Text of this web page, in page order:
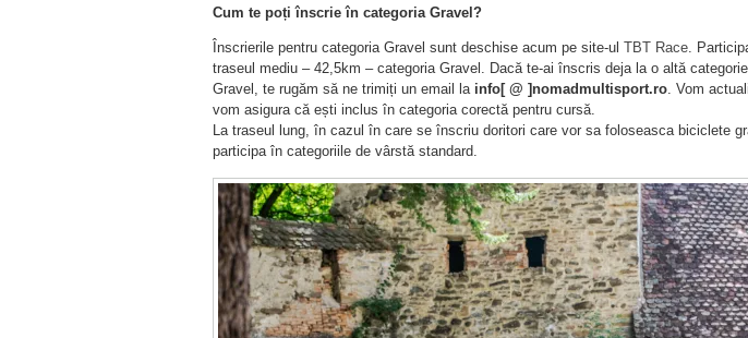
Cum te poți înscrie în categoria Gravel?
Înscrierile pentru categoria Gravel sunt deschise acum pe site-ul TBT Race.
traseul mediu – 42,5km – categoria Gravel. Dacă te-ai înscris deja la o altă
Gravel, te rugăm să ne trimiți un email la info[ @ ]nomadmultisport.ro. Vom
vom asigura că ești inclus în categoria corectă pentru cursă.
La traseul lung, în cazul în care se înscriu doritori care vor sa foloseasca biciclete
participa în categoriile de vârstă standard.